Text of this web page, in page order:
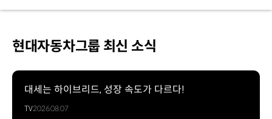
현대자동차그룹 최신 소식
대세는 하이브리드, 성장 속도가 다르다!
TV2026.08.07